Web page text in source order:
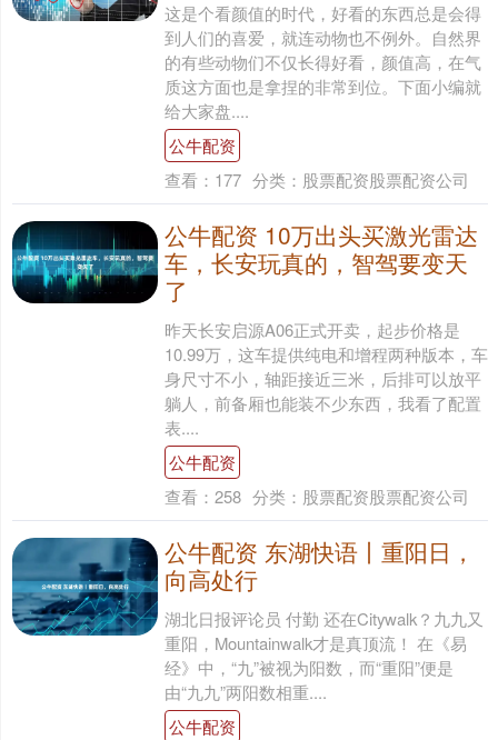
这是个看颜值的时代，好看的东西总是会得
到人们的喜爱，就连动物也不例外。自然界
的有些动物们不仅长得好看，颜值高，在气
质这方面也是拿捏的非常到位。下面小编就
给大家盘....
公牛配资
查看： 177 分类： 股票配资股票配资公司
公牛配资 10万出头买激光雷达
车，长安玩真的，智驾要变天
了
昨天长安启源A06正式开卖，起步价格是
10.99万，这车提供纯电和增程两种版本，车
身尺寸不小，轴距接近三米，后排可以放平
躺人，前备厢也能装不少东西，我看了配置
表....
公牛配资
查看： 258 分类： 股票配资股票配资公司
公牛配资 东湖快语丨重阳日，
向高处行
湖北日报评论员 付勤 还在Citywalk？九九又
重阳，Mountainwalk才是真顶流！ 在《易
经》中，“九”被视为阳数，而“重阳”便是
由“九九”两阳数相重....
公牛配资